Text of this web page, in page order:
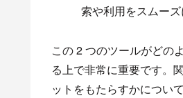
索や利用をスムーズ
この 2 つのツールがどの
る上で非常に重要です。
ットをもたらすかについ